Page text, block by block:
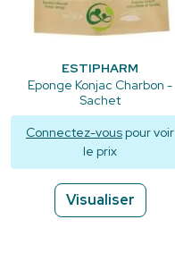
ESTIPHARM
Eponge Konjac Charbon -
Sachet
Connectez-vous pour voir
le prix
Visualiser